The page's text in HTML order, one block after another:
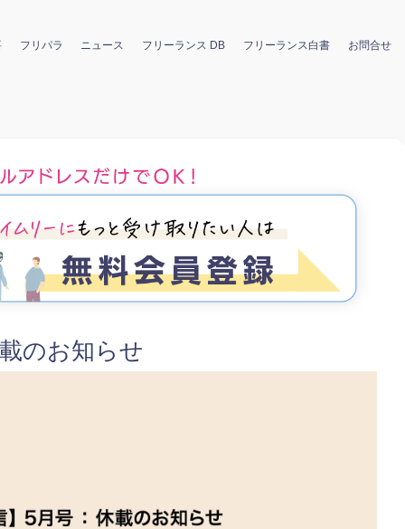
フリパラ ニュース フリーランス DB フリーランス白書 お問合せ
のお知らせ